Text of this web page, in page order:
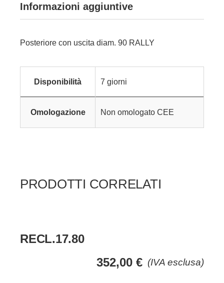
Informazioni aggiuntive
Posteriore con uscita diam. 90 RALLY
Disponibilità 7 giorni
Omologazione Non omologato CEE
PRODOTTI CORRELATI
RECL.17.80
(IVA esclusa)
352,00 €